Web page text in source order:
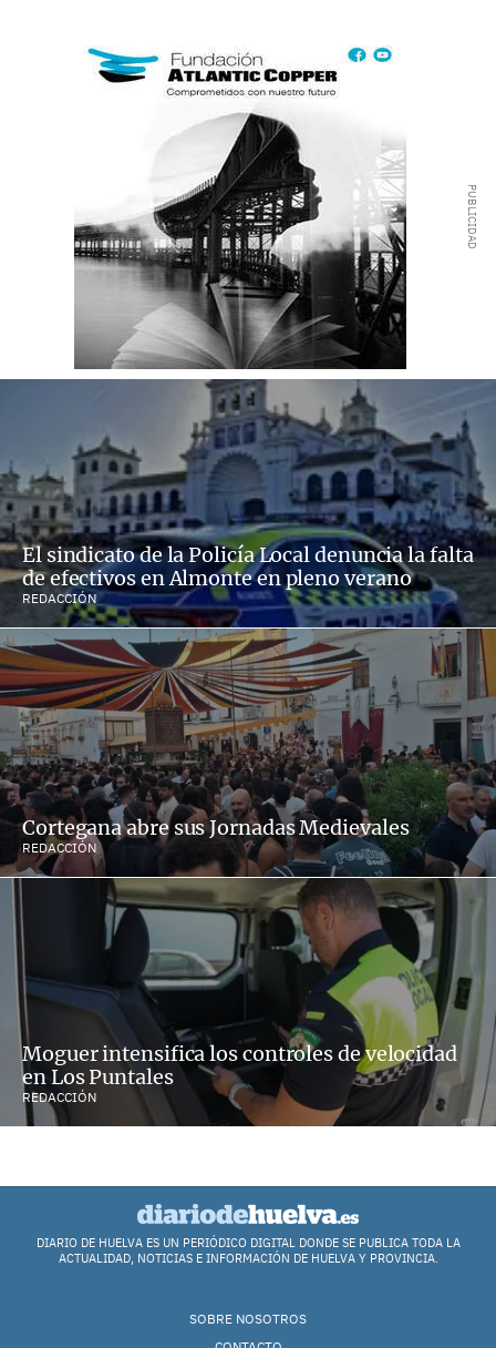
El sindicato de la Policía Local denuncia la falta
de efectivos en Almonte en pleno verano
REDACCIÓN
Cortegana abre sus Jornadas Medievales
REDACCIÓN
Moguer intensifica los controles de velocidad
en Los Puntales
REDACCIÓN
DIARIO DE HUELVA ES UN PERIÓDICO DIGITAL DONDE SE PUBLICA TODA LA
ACTUALIDAD, NOTICIAS E INFORMACIÓN DE HUELVA Y PROVINCIA.
SOBRE NOSOTROS